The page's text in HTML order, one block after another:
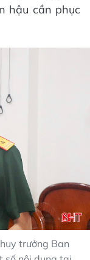
hậu cần phục
trưởng Ban